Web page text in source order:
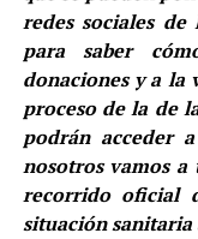
redes sociales
para saber
donaciones y a la
proceso de la de
podrán acceder
nosotros vamos
recorrido oficial
situación sanitaria